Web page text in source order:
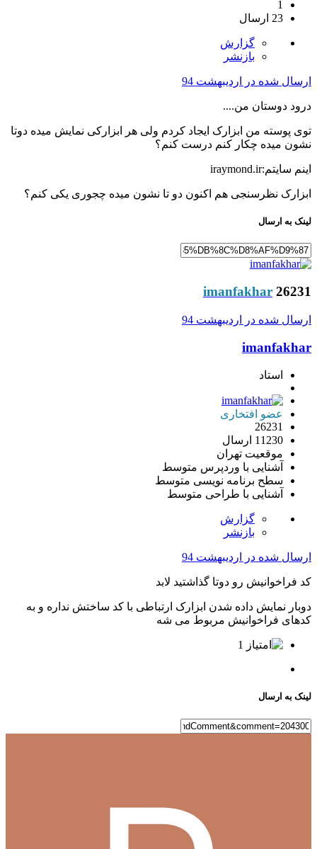
1
23 ارسال
گزارش
بازنشر
ارسال شده در اردیبهشت 94
درود دوستان من....
توی پوسته من ابزارک ایجاد کردم ولی هر ابزارکی نمایش میده دوتا
نشون میده چکار کنم درست کنم؟
اینم سایتم:iraymond.ir
ابزارک نظرسنجی هم اکنون دو تا نشون میده چجوری یکی کنم؟
لینک به ارسال
imanfakhar 26231
ارسال شده در اردیبهشت 94
imanfakhar
استاد
عضو افتخاری
26231
11230 ارسال
موقعیت تهران
آشنایی با وردپرس متوسط
سطح برنامه نویسی متوسط
آشنایی با طراحی متوسط
گزارش
بازنشر
ارسال شده در اردیبهشت 94
کد فراخوانیش رو دوتا گذاشتید لابد
دوبار نمایش داده شدن ابزارک ارتباطی با کد ساختش نداره و به
کدهای فراخوانیش مربوط می شه
1
لینک به ارسال